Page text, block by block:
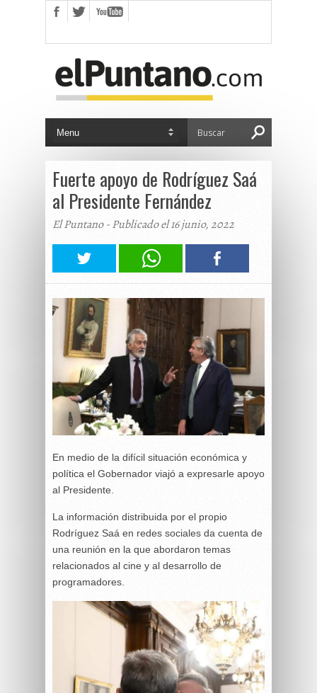
Fuerte apoyo de Rodríguez Saá
al Presidente Fernández
El Puntano - Publicado el 16 junio, 2022
En medio de la difícil situación económica y
política el Gobernador viajó a expresarle apoyo
al Presidente.
La información distribuida por el propio
Rodríguez Saá en redes sociales da cuenta de
una reunión en la que abordaron temas
relacionados al cine y al desarrollo de
programadores.